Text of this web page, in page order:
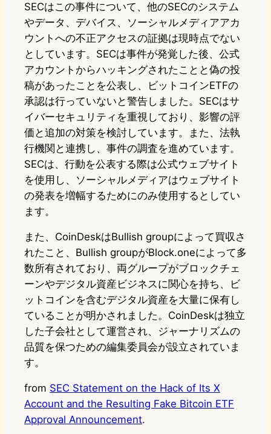
SECはこの事件について、他のSECのシステム
やデータ、デバイス、ソーシャルメディアアカ
ウントへの不正アクセスの証拠は現時点でない
としています。SECは事件が発覚した後、公式
アカウントからハッキングされたことと偽の投
稿があったことを公表し、ビットコインETFの
承認は行っていないと警告しました。SECはサ
イバーセキュリティを重視しており、影響の評
価と追加の対策を検討しています。また、法執
行機関と連携し、事件の調査を進めています。
SECは、行動を公表する際は公式ウェブサイト
を使用し、ソーシャルメディアはウェブサイト
の発表を増幅するためにのみ使用するとしてい
ます。
また、CoinDeskはBullish groupによって買収さ
れたこと、Bullish groupがBlock.oneによって多
数所有されており、両グループがブロックチェ
ーンやデジタル資産ビジネスに関心を持ち、ビ
ットコインを含むデジタル資産を大量に保有し
ていることが明かされました。CoinDeskは独立
した子会社として運営され、ジャーナリズムの
品質を保つための編集委員会が設立されていま
す。
from SEC Statement on the Hack of Its X
Account and the Resulting Fake Bitcoin ETF
Approval Announcement.